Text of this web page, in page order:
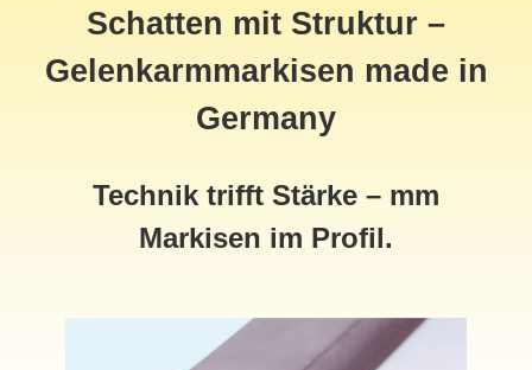
Schatten mit Struktur –
Gelenkarmmarkisen made in
Germany
Technik trifft Stärke – mm
Markisen im Profil.